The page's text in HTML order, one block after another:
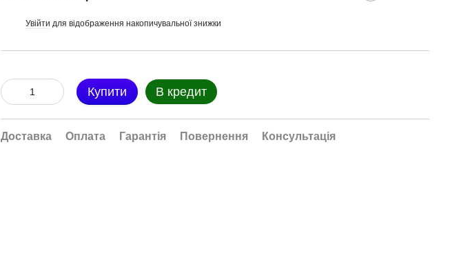
Увійти для відображення накопичувальної знижки
Купити В кредит
Доставка Оплата Гарантія Повернення Консультація